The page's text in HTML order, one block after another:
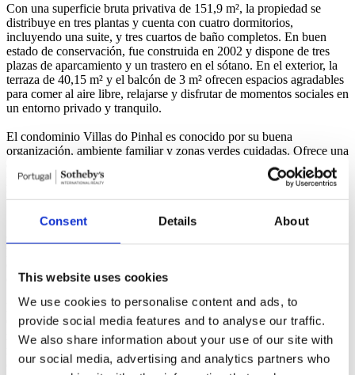
Consent Details About
This website uses cookies
We use cookies to personalise content and ads, to
provide social media features and to analyse our traffic.
We also share information about your use of our site with
our social media, advertising and analytics partners who
Con una superficie bruta privativa de 151,9 m², la propiedad se
distribuye en tres plantas y cuenta con cuatro dormitorios,
incluyendo una suite, y tres cuartos de baño completos. En buen
estado de conservación, fue construida en 2002 y dispone de tres
plazas de aparcamiento y un trastero en el sótano. En el exterior, la
terraza de 40,15 m² y el balcón de 3 m² ofrecen espacios agradables
para comer al aire libre, relajarse y disfrutar de momentos sociales en
un entorno privado y tranquilo.
El condominio Villas do Pinhal es conocido por su buena
organización, ambiente familiar y zonas verdes cuidadas. Ofrece una
experiencia de vida tranquila y exclusiva, ideal para familias o
profesionales que buscan privacidad y confort en una zona
Su ubicación es estratégica, con rápido acceso a la A5 y a la
conexión eficiente con Lisboa y los alrededores.
En las inmediaciones se encuentran el centro comercial
CascaiShopping (9 minutos), el centro histórico de Cascais (10
minutos), el Casino Estoril (5 minutos) y las playas de Tamariz (7
minutos), Poça (8 minutos) y Abano (20 minutos). También cuenta
con servicios de salud cercanos como el Hospital CUF Cascais (8